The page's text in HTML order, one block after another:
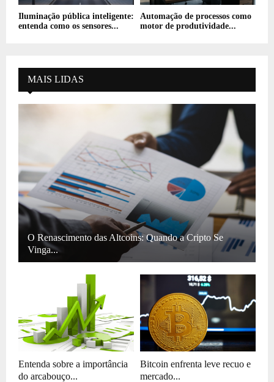
Iluminação pública inteligente:
entenda como os sensores...
Automação de processos como
motor de produtividade...
MAIS LIDAS
O Renascimento das Altcoins: Quando a Cripto Se
Vinga...
Entenda sobre a importância
do arcabouço...
Bitcoin enfrenta leve recuo e
mercado...